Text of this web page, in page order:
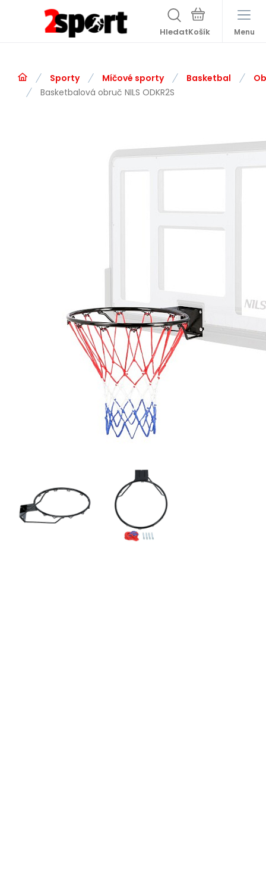
Hledat Menu
Sporty Míčové sporty Basketbal
Basketbalová obruč NILS ODKR2S